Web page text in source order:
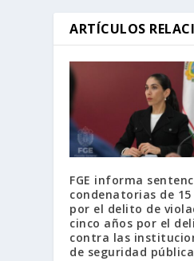
ARTÍCULOS
FGE informa
condenatorias de
por el delito de
cinco años por el
contra las
de seguridad pública